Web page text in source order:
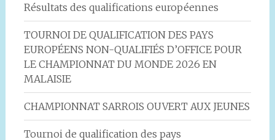
Résultats des qualifications européennes
TOURNOI DE QUALIFICATION DES PAYS
EUROPÉENS NON-QUALIFIÉS D’OFFICE POUR
LE CHAMPIONNAT DU MONDE 2026 EN
MALAISIE
CHAMPIONNAT SARROIS OUVERT AUX JEUNES
Tournoi de qualification des pays